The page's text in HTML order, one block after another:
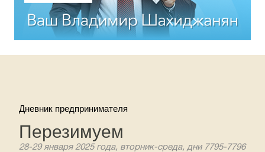
Дневник предпринимателя
Перезимуем
28-29 января 2025 года, вторник-среда, дни 7795-7796